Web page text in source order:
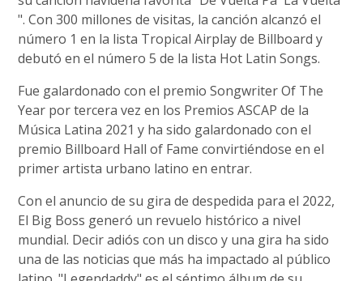
". Con 300 millones de visitas, la canción alcanzó el
número 1 en la lista Tropical Airplay de Billboard y
debutó en el número 5 de la lista Hot Latin Songs.
Fue galardonado con el premio Songwriter Of The
Year por tercera vez en los Premios ASCAP de la
Música Latina 2021 y ha sido galardonado con el
premio Billboard Hall of Fame convirtiéndose en el
primer artista urbano latino en entrar.
Con el anuncio de su gira de despedida para el 2022,
El Big Boss generó un revuelo histórico a nivel
mundial. Decir adiós con un disco y una gira ha sido
una de las noticias que más ha impactado al público